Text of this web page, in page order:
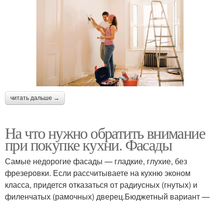
читать дальше →
На что нужно обратить внимание
при покупке кухни. Фасады
Самые недорогие фасады — гладкие, глухие, без
фрезеровки. Если рассчитываете на кухню эконом
класса, придется отказаться от радиусных (гнутых) и
филенчатых (рамочных) дверец.Бюджетный вариант —